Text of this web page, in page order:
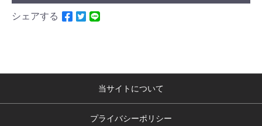
シェアする
当サイトについて
プライバシーポリシー